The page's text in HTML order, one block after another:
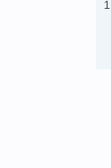
1.